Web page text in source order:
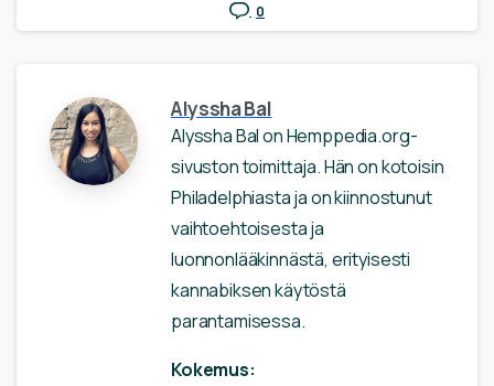
0
Alyssha Bal
Alyssha Bal on Hemppedia.org-
sivuston toimittaja. Hän on kotoisin
Philadelphiasta ja on kiinnostunut
vaihtoehtoisesta ja
luonnonlääkinnästä, erityisesti
kannabiksen käytöstä
parantamisessa.
Kokemus: